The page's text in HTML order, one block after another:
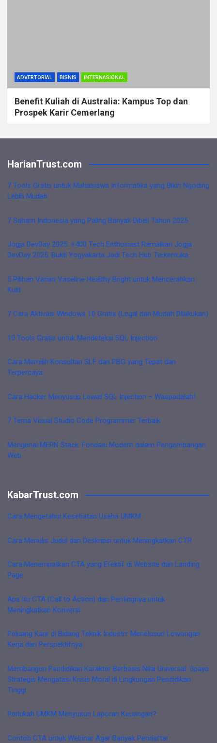
ADVERTORIAL BISNIS INTERNASIONAL
Benefit Kuliah di Australia: Kampus Top dan
Prospek Karir Cemerlang
HarianTrust.com
7 Tools Gratis untuk Mahasiswa Informatika yang Bikin Ngoding
Lebih Mudah
7 Saham Indonesia yang Paling Banyak Dibeli Tahun 2025
Jogja DevDay 2025: +400 Tech Enthusiast Ramaikan Jogja
DevDay 2025: Bukti Yogyakarta Jadi Tech Hub Terkemuka
5 Pilihan Varian Vaseline Healthy Bright untuk Mencerahkan
Kulit
7 Cara Aktivasi Windows 10 Gratis (Legal dan Mudah Dilakukan)
10 Tools Gratis untuk Mendeteksi SQL Injection
Cara Memilih Konsultan SLF dan PBG yang Tepat dan
Terpercaya
Cara Hacker Menyusup Lewat SQL Injection – Waspadalah!
7 Tema Visual Studio Code Programmer Terbaik
Mengenal MERN Stack: Fondasi Modern dalam Pengembangan
Web
KabarTrust.com
Cara Mengetahui Kesehatan Usaha UMKM
Cara Menulis Judul dan Deskripsi untuk Meningkatkan CTR
Cara Menempatkan CTA yang Efektif di Website dan Landing
Page
Apa Itu CTA (Call to Action) dan Pentingnya untuk
Meningkatkan Konversi
Peluang Karir di Bidang Teknik Industri: Menelusuri Lowongan
Kerja dan Perspektifnya
Membangun Pendidikan Karakter Berbasis Nilai Universal: Upaya
Strategis Mengatasi Krisis Moral di Lingkungan Pendidikan
Tinggi
Perlukah UMKM Menyusun Laporan Keuangan?
Contoh CTA untuk Webinar Agar Banyak Pendaftar